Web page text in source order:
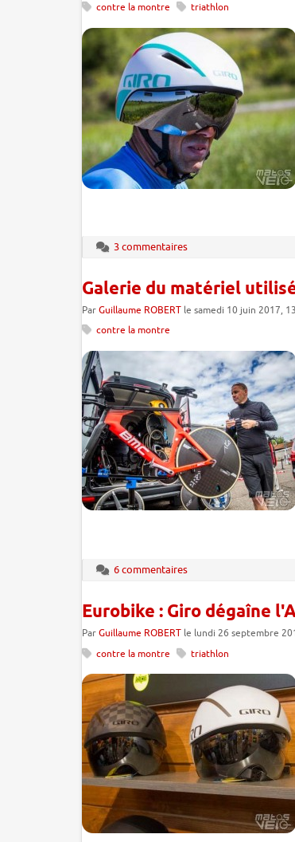
contre la montre triathlon
3 commentaires
Galerie du matériel
Par Guillaume ROBERT le samedi 10 juin 2017,
contre la montre
6 commentaires
Eurobike : Giro dégaîne
Par Guillaume ROBERT le lundi 26 septembre
contre la montre
triathlon